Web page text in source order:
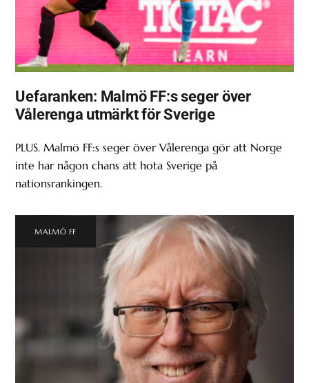
Uefaranken: Malmö FF:s seger över
Vålerenga utmärkt för Sverige
PLUS. Malmö FF:s seger över Vålerenga gör att Norge
inte har någon chans att hota Sverige på
nationsrankingen.
MALMÖ FF